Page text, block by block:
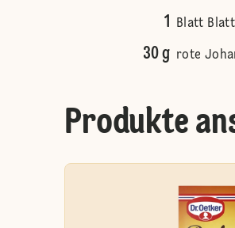
1 Blatt
30 g rote
Produkte